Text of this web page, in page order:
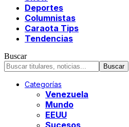
Deportes
Columnistas
Caraota Tips
Tendencias
Buscar
Categorías
Venezuela
Mundo
EEUU
Sucesos